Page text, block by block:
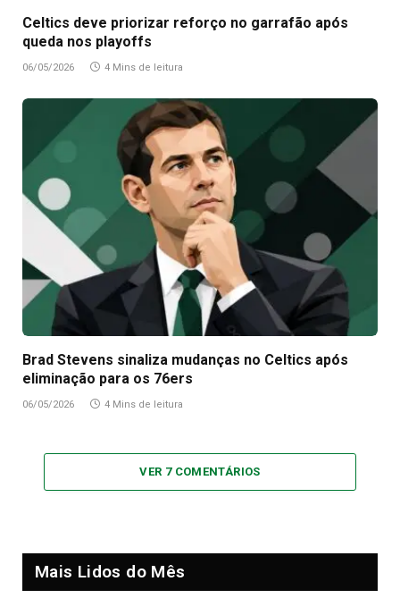
Celtics deve priorizar reforço no garrafão após
queda nos playoffs
06/05/2026 4 Mins de leitura
Brad Stevens sinaliza mudanças no Celtics após
eliminação para os 76ers
06/05/2026 4 Mins de leitura
VER 7 COMENTÁRIOS
Mais Lidos do Mês